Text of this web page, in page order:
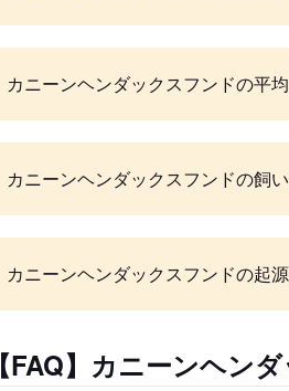
カニーンヘンダックスフンドの平
カニーンヘンダックスフンドの飼
カニーンヘンダックスフンドの起
【FAQ】カニーンヘン